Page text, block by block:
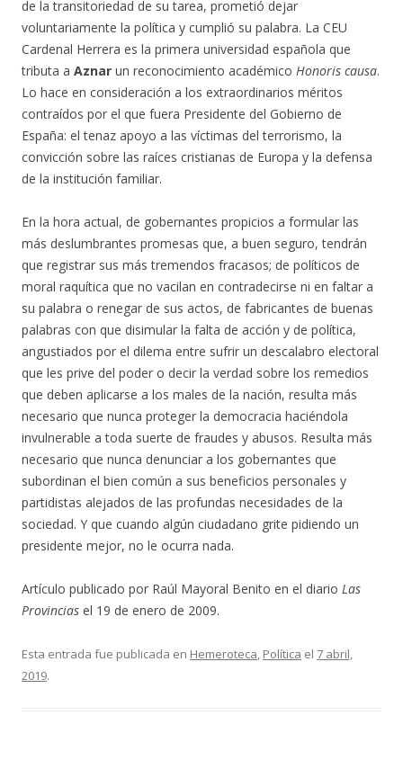
de la transitoriedad de su tarea, prometió dejar
voluntariamente la política y cumplió su palabra. La CEU
Cardenal Herrera es la primera universidad española que
tributa a Aznar un reconocimiento académico Honoris causa.
Lo hace en consideración a los extraordinarios méritos
contraídos por el que fuera Presidente del Gobierno de
España: el tenaz apoyo a las víctimas del terrorismo, la
convicción sobre las raíces cristianas de Europa y la defensa
de la institución familiar.
En la hora actual, de gobernantes propicios a formular las
más deslumbrantes promesas que, a buen seguro, tendrán
que registrar sus más tremendos fracasos; de políticos de
moral raquítica que no vacilan en contradecirse ni en faltar a
su palabra o renegar de sus actos, de fabricantes de buenas
palabras con que disimular la falta de acción y de política,
angustiados por el dilema entre sufrir un descalabro electoral
que les prive del poder o decir la verdad sobre los remedios
que deben aplicarse a los males de la nación, resulta más
necesario que nunca proteger la democracia haciéndola
invulnerable a toda suerte de fraudes y abusos. Resulta más
necesario que nunca denunciar a los gobernantes que
subordinan el bien común a sus beneficios personales y
partidistas alejados de las profundas necesidades de la
sociedad. Y que cuando algún ciudadano grite pidiendo un
presidente mejor, no le ocurra nada.
Artículo publicado por Raúl Mayoral Benito en el diario Las
Provincias el 19 de enero de 2009.
Esta entrada fue publicada en Hemeroteca, Política el 7 abril,
2019.